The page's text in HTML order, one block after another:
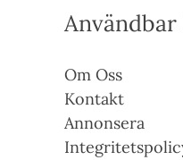
Om Oss
Kontakt
Annonsera